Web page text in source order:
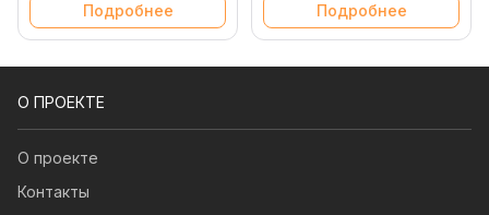
Подробнее Подробнее
О ПРОЕКТЕ
О проекте
Контакты